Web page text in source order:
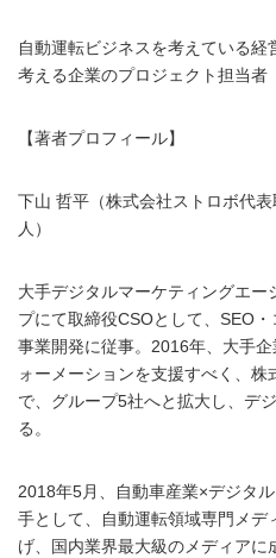
自動運転ビジネスを考えている
考える企業のプロジェクト担当者
【著者プロフィール】
下山 哲平（株式会社ストロボ代
人）
大手デジタルマーケティングエー
プにて取締役CSOとして、SEO
事業開発に従事。2016年、大手
ォーメーションを支援すべく、
で、グループ5社へと拡大し、デ
る。
2018年5月、自動車産業×デジタ
手として、自動運転領域専門メデ
げ、国内業界最大級のメディアに